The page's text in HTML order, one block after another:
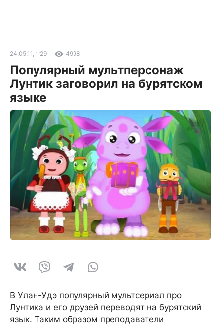
24.05.11, 1:29 4998
Популярный мультперсонаж
Лунтик заговорил на бурятском
языке
В Улан-Удэ популярный мультсериал про
Лунтика и его друзей переводят на бурятский
язык. Таким образом преподаватели